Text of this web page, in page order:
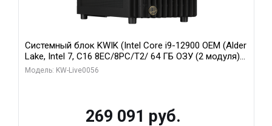
Системный блок KWIK (Intel Core i9-12900 OEM (Alder
Lake, Intel 7, C16 8EC/8PC/T2/ 64 ГБ ОЗУ (2 модуля)/
Palit RTX5080 INFINITY 3 OC 16GB GDDR7 256bit 3xDP
Модель: KW-Live0056
269 091 руб.